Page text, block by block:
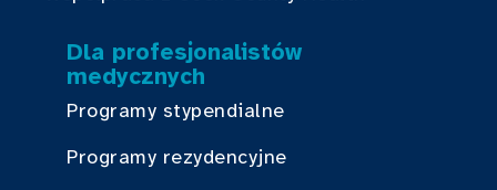
Dla profesjonalistów
medycznych
Programy stypendialne
Programy rezydencyjne